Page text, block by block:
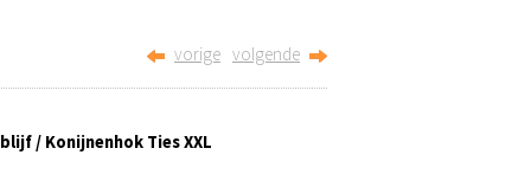
vorige volgende
/ Konijnenhok Ties XXL